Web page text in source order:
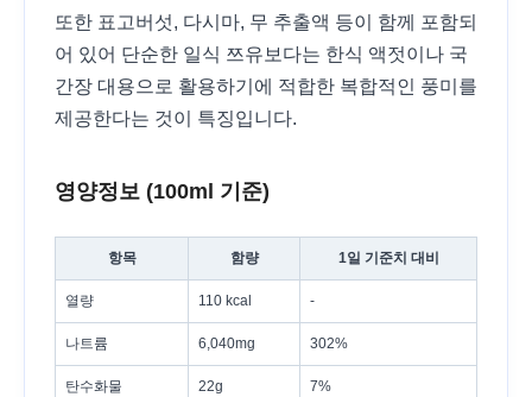
또한 표고버섯, 다시마, 무 추출액 등이 함께 포함되
어 있어 단순한 일식 쯔유보다는 한식 액젓이나 국
간장 대용으로 활용하기에 적합한 복합적인 풍미를
제공한다는 것이 특징입니다.
영양정보 (100ml 기준)
항목 함량 1일 기준치 대비
열량 110 kcal -
나트륨 6,040mg 302%
탄수화물 22g 7%